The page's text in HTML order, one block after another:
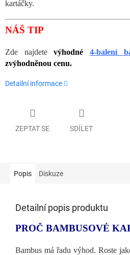
kartáčky.
NÁŠ TIP
Zde najdetevýhodné 4-balení
zvýhodněnou cenu.
Detailní informace
ZEPTAT SE SDÍLET
Popis Diskuze
Detailní popis produktu
PROČ BAMBUSOVÉ
Bambus má řadu výhod. Roste